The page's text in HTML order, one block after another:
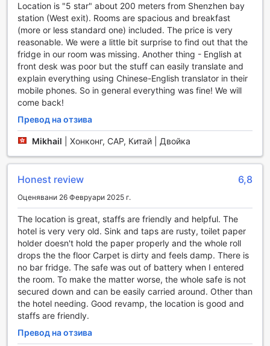
уникалните продукти, които ще откриете в техните
магазини.
Спортни съоръжения във Vienna International Hotel
Shenzhen North Station Branch
Vienna International Hotel Shenzhen North Station Branch
предлага на своите гости изключителни спортни
съоръжения, които да задоволят нуждите на всеки
на хотела е модерно оборудван и предлага
разнообразие от уреди за тренировки, включително
кардио машини, тежести и функционални зони.
Независимо дали сте начинаещ или опитен атлет, тук
форма и да се чувствате добре по време на престоя си.
Просторната и светла зала за фитнес е проектирана с
внимание към детайла, предлагаща уютна атмосфера,
в която можете да се съсредоточите върху
тренировките си. Гостите могат да се насладят на
индивидуални и групови тренировки, които са идеални
за всички, които искат да подобрят своето
благосъстояние и физическа форма. Съоръженията на
Vienna International Hotel Shenzhen North Station Branch
са перфектното място за активен отдих и поддържане
на здравословен начин на живот, докато се
наслаждавате на комфорта и удобствата на хотела.
Удобства за комфорт и удобство в Vienna International
Location is "5 star" about 200 meters from Shenzhen bay
station (West exit). Rooms are spacious and breakfast
(more or less standard one) included. The price is very
reasonable. We were a little bit surprise to find out that the
fridge in our room was missing. Another thing - English at
front desk was poor but the stuff can easily translate and
explain everything using Chinese-English translator in their
mobile phones. So in general everything was fine! We will
come back!
Превод на отзива
Mikhail Хонконг, САР, Китай | Двойка
Honest review 6,8
Оценявани 26 Февруари 2025 г.
The location is great, staffs are friendly and helpful. The
hotel is very very old. Sink and taps are rusty, toilet paper
holder doesn't hold the paper properly and the whole roll
drops the the floor Carpet is dirty and feels damp. There is
no bar fridge. The safe was out of battery when I entered
the room. To make the matter worse, the whole safe is not
secured down and can be easily carried around. Other than
the hotel needing. Good revamp, the location is good and
staffs are friendly.
Превод на отзива